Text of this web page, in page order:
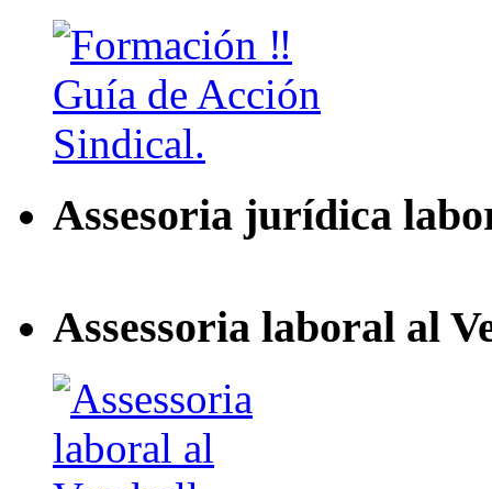
Assesoria jurídica
Assessoria laboral al